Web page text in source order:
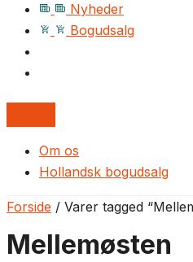
Nyheder
Bogudsalg
Om os
Hollandsk bogudsalg
Forside / Varer tagged
Mellemøsten